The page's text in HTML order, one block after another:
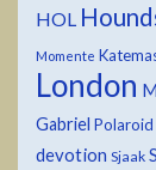
HOL
Momente
London
Gabriel Polaroid
devotion Sjaak